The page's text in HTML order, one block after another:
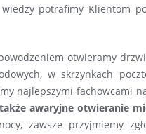
potrafimy Klientom
otwieramy
w skrzynkach
najlepszymi fachowcami
awaryjne otwieranie
zawsze przyjmiemy